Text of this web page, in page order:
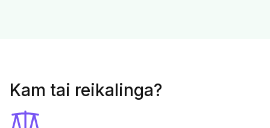
Kam tai reikalinga?